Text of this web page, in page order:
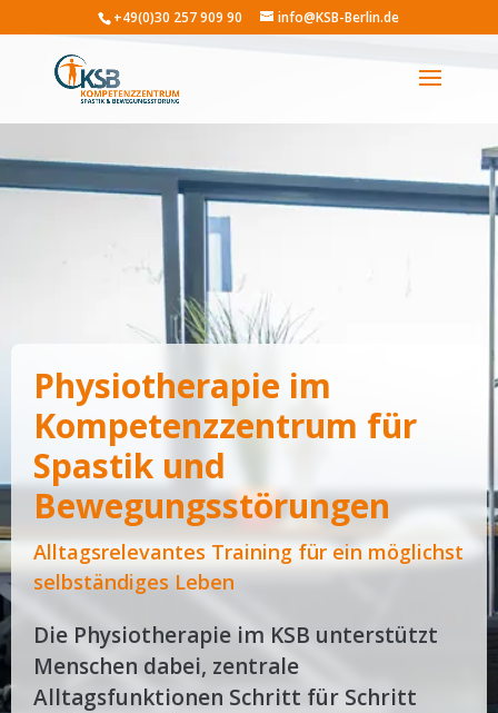
+49(0)30 257 909 90 info@KSB-Berlin.de
Physiotherapie im
Kompetenzzentrum für
Spastik und
Bewegungsstörungen
Alltagsrelevantes Training für ein möglichst
selbständiges Leben
Die Physiotherapie im KSB unterstützt
Menschen dabei, zentrale
Alltagsfunktionen Schritt für Schritt